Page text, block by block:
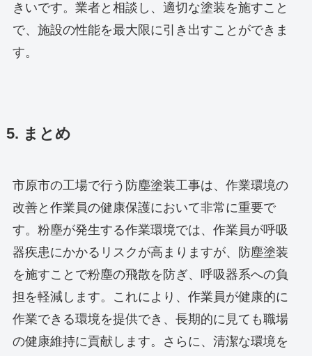
きいです。業者と相談し、適切な塗装を施すこと
で、施設の性能を最大限に引き出すことができま
す。
5. まとめ
市原市の工場で行う防塵塗装工事は、作業環境の
改善と作業員の健康保護において非常に重要で
す。粉塵が発生する作業環境では、作業員が呼吸
器疾患にかかるリスクが高まりますが、防塵塗装
を施すことで粉塵の飛散を防ぎ、呼吸器系への負
担を軽減します。これにより、作業員が健康的に
作業できる環境を提供でき、長期的に見ても職場
の健康維持に貢献します。さらに、清潔な環境を